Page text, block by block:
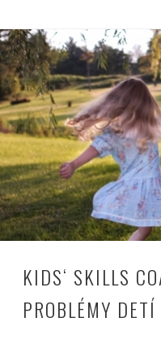
KIDS‘ SKILLS
PROBLÉMY